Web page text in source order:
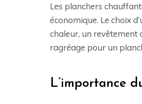
Les planchers
économique. Le choix
chaleur, un revêtement
ragréage pour un
L’importance